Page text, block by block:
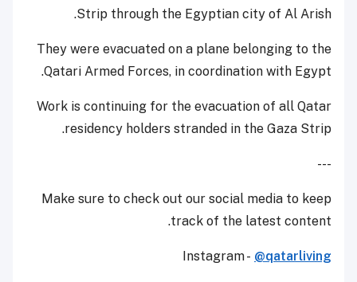
Strip through the Egyptian city of Al Arish.
They were evacuated on a plane belonging to the
Qatari Armed Forces, in coordination with Egypt.
Work is continuing for the evacuation of all Qatar
residency holders stranded in the Gaza Strip.
---
Make sure to check out our social media to keep
track of the latest content.
Instagram - @qatarliving